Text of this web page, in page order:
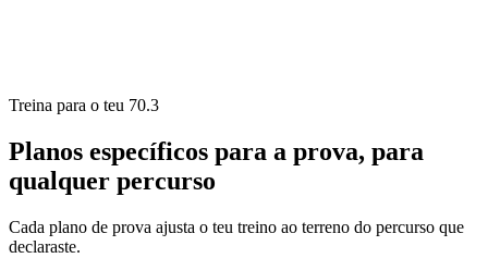
Treina para o teu 70.3
Planos específicos para a prova, para
qualquer percurso
Cada plano de prova ajusta o teu treino ao terreno do percurso que
declaraste.